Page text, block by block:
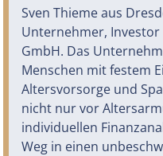
Sven Thieme aus
Unternehmer,
GmbH. Das
Menschen mit festem
Altersvorsorge und
nicht nur vor
individuellen
Weg in einen